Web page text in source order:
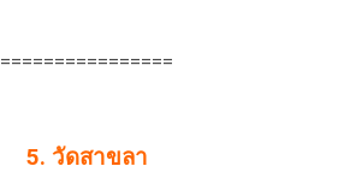
================
5. วัดสาขลา